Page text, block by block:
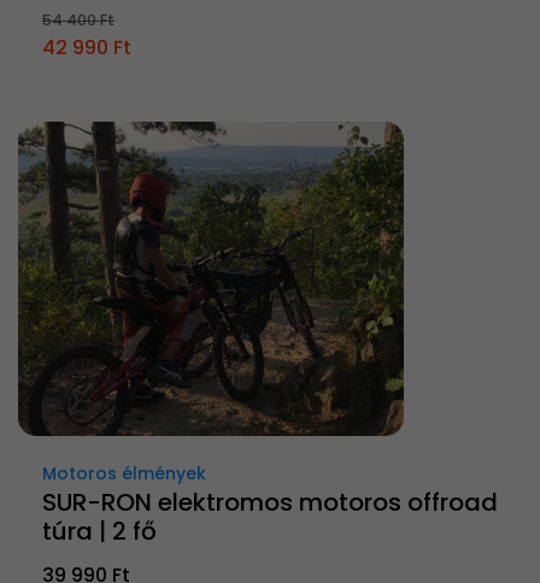
54 400 Ft
42 990 Ft
Motoros élmények
SUR-RON elektromos motoros offroad
túra | 2 fő
39 990 Ft